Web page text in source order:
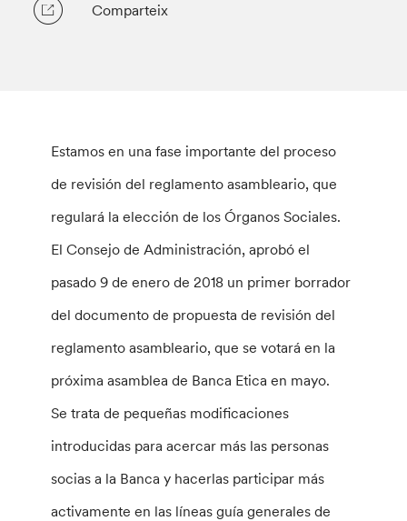
Comparteix
Estamos en una fase importante del proceso
de revisión del reglamento asambleario, que
regulará la elección de los Órganos Sociales.
El Consejo de Administración, aprobó el
pasado 9 de enero de 2018 un primer borrador
del documento de propuesta de revisión del
reglamento asambleario, que se votará en la
próxima asamblea de Banca Etica en mayo.
Se trata de pequeñas modificaciones
introducidas para acercar más las personas
socias a la Banca y hacerlas participar más
activamente en las líneas guía generales de